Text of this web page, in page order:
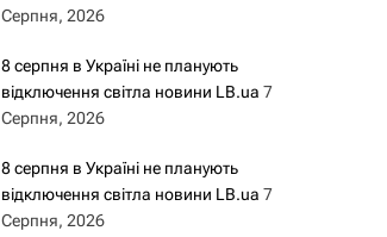
Серпня, 2026
8 серпня в Україні не планують
відключення світла новини LB.ua 7
Серпня, 2026
8 серпня в Україні не планують
відключення світла новини LB.ua 7
Серпня, 2026